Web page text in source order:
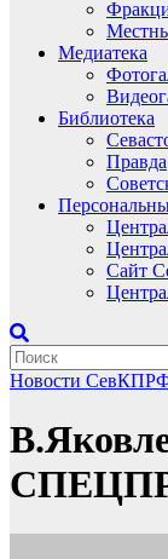
Медиатека
Библиотека
Правда
Сайт
Новости